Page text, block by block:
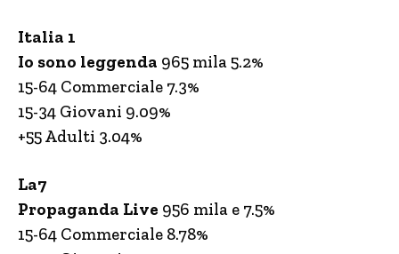
Italia 1
Io sono leggenda 965 mila 5.2%
15-64 Commerciale 7.3%
15-34 Giovani 9.09%
+55 Adulti 3.04%
La7
Propaganda Live 956 mila e 7.5%
15-64 Commerciale 8.78%